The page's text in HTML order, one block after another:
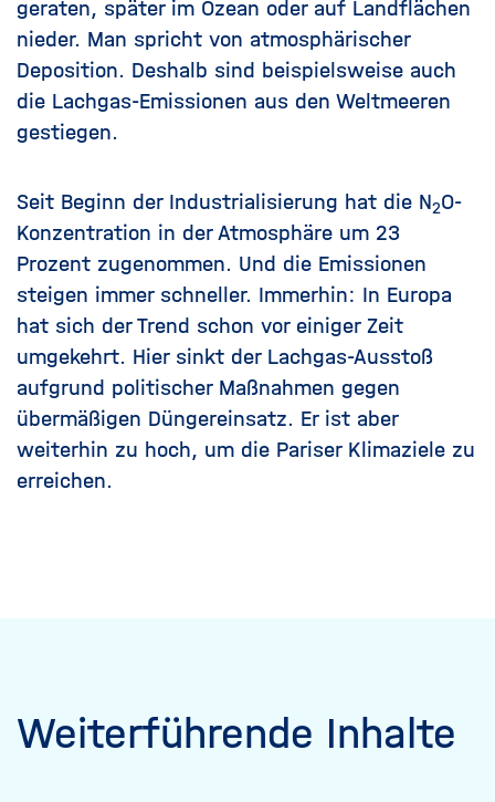
geraten, später im Ozean oder auf Landflächen
nieder. Man spricht von atmosphärischer
Deposition. Deshalb sind beispielsweise auch
die Lachgas-Emissionen aus den Weltmeeren
gestiegen.
Seit Beginn der Industrialisierung hat die N2O-
Konzentration in der Atmosphäre um 23
Prozent zugenommen. Und die Emissionen
steigen immer schneller. Immerhin: In Europa
hat sich der Trend schon vor einiger Zeit
umgekehrt. Hier sinkt der Lachgas-Ausstoß
aufgrund politischer Maßnahmen gegen
übermäßigen Düngereinsatz. Er ist aber
weiterhin zu hoch, um die Pariser Klimaziele zu
erreichen.
Weiterführende Inhalte